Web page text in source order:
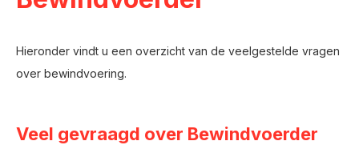
Hieronder vindt u een overzicht van de veelgestelde vragen
over bewindvoering.
Veel gevraagd over Bewindvoerder